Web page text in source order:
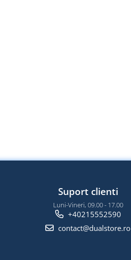
Suport clienti
Luni-Vineri, 09.00 - 17.00
+40215552590
contact@dualstore.ro